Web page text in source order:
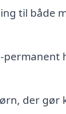
til både
der gør